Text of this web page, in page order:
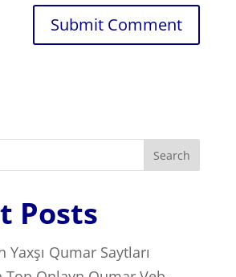
Search
Posts
Qumar Saytları